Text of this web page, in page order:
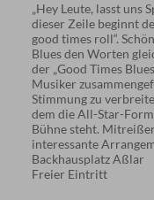
„Hey Leute, lasst uns
dieser Zeile beginnt
good times roll“.
Blues den Worten
der „Good Times
Musiker
Stimmung zu
dem die All-Star-
Bühne steht.
interessante
Backhausplatz Aßlar
Freier Eintritt